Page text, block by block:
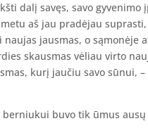
dalį savęs, savo
aš jau pradėjau
jausmas, o sąmonėje
skausmas vėliau virto
kurį jaučiu savo sūnui,
buvo tik ūmus